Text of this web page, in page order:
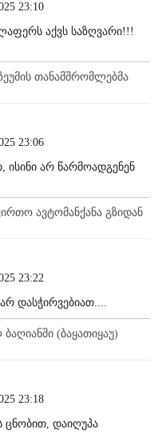
23:10
აქვს საზღვარი!!!
თანამშრომლებმა
23:06
ისინი არ წარმოადგენენ
ავტომანქანა გზიდან
23:22
დასჭირვებიათ....
(ბაყათიყაუ)
23:18
ცნობით, დაიღუპა